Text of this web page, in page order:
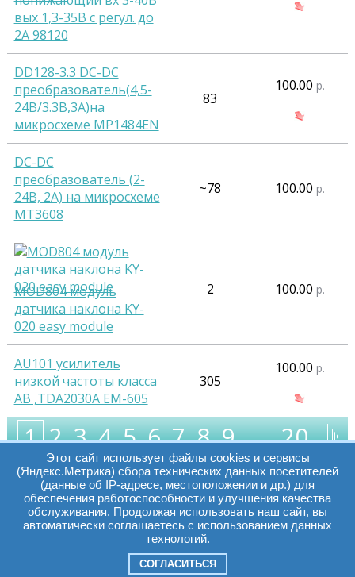
вых 1,3-35В с регул. до
2А 98120
DD128-3.3 DC-DC
преобразователь(4,5-
24В/3.3В,3А)на
микросхеме MP1484EN
83
100.00 р.
DC-DC
преобразователь (2-
24В, 2А) на микросхеме
MT3608
~78 100.00 р.
MOD804 модуль
датчика наклона KY-
020 easy module
2 100.00 р.
AU101 усилитель
низкой частоты класса
АВ ,TDA2030A EM-605
305
100.00 р.
1 2 3 4 5 6 7 8 9 … 20
Часы работы:
Томск, пр. Ленина г,
д. 159
Этот сайт использует файлы cookies и сервисы
(Яндекс.Метрика) сбора технических данных посетителей
(данные об IP-адресе, местоположении и др.) для
обеспечения работоспособности и улучшения качества
обслуживания. Продолжая использовать наш сайт, вы
автоматически соглашаетесь с использованием данных
технологий.
СОГЛАСИТЬСЯ